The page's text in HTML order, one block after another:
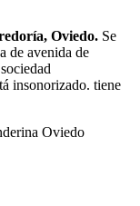
Oviedo. Se
de avenida de
insonorizado. tiene